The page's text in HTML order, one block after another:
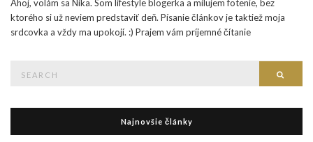
Ahoj, volám sa Nika. Som lifestyle blogerka a milujem fotenie, bez
ktorého si už neviem predstaviť deň. Písanie článkov je taktiež moja
srdcovka a vždy ma upokojí. :) Prajem vám príjemné čítanie
Najnovšie články